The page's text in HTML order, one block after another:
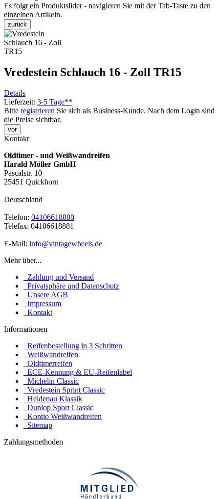
Es folgt ein Produktslider - navigieren Sie mit der Tab-Taste zu den
einzelnen Artikeln.
zurück
Vredestein Schlauch 16 - Zoll TR15
Details
Lieferzeit: 3-5 Tage**
Bitte registrieren Sie sich als Business-Kunde. Nach dem Login sind
die Preise sichtbar.
vor
Kontakt
Oldtimer - und Weißwandreifen
Harald Möller GmbH
Pascalstr. 10
25451 Quickborn
Deutschland
Telefon: 04106618880
Telefax: 04106618881
E-Mail: info@vintagewheels.de
Mehr über...
Zahlung und Versand
Privatsphäre und Datenschutz
Unsere AGB
Impressum
Kontakt
Informationen
Reifenbestellung in 3 Schritten
Weißwandreifen
Oldtimerreifen
ECE-Kennung & EU-Reifenlabel
Michelin Classic
Vredestein Sprint Classic
Heidenau Klassik
Dunlop Sport Classic
Kontio Weißwandreifen
Sitemap
Zahlungsmethoden